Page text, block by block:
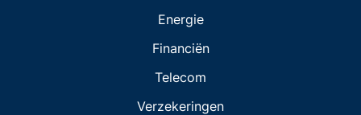
Energie
Financiën
Telecom
Verzekeringen